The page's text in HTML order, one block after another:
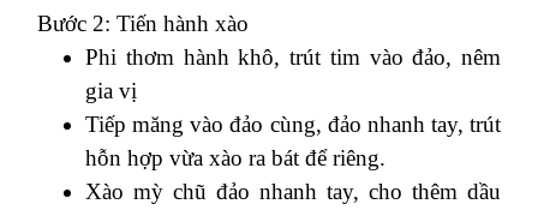
Bước 2: Tiến hành xào
Phi thơm hành khô, trút tim vào đảo, nêm
gia vị
Tiếp măng vào đảo cùng, đảo nhanh tay, trút
hỗn hợp vừa xào ra bát để riêng.
Xào mỳ chũ đảo nhanh tay, cho thêm dầu